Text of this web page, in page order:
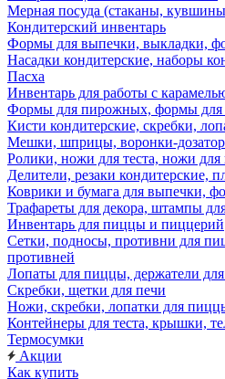
Мерная посуда (стаканы,
Кондитерский инвентарь
Формы для выпечки, выкладки,
Насадки кондитерские, наборы
Пасха
Инвентарь для работы с
Формы для пирожных, формы для
Кисти кондитерские, скребки,
Мешки, шприцы, воронки-
Ролики, ножи для теста, ножи для
Делители, резаки кондитерские,
Коврики и бумага для выпечки,
Трафареты для декора, штампы
Инвентарь для пиццы и пиццерий
Сетки, подносы, противни для
противней
Лопаты для пиццы, держатели
Скребки, щетки для печи
Ножи, скребки, лопатки для
Контейнеры для теста, крышки,
Термосумки
Акции
Как купить